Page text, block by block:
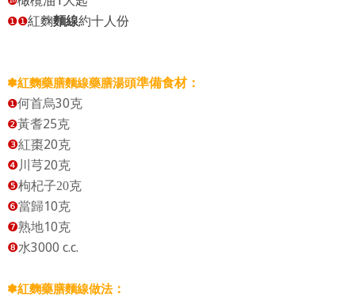
❶❶紅麴麵線約十人份
✽紅麴藥膳麵線藥膳湯頭準備食材：
❶何首烏30克
❷黃耆25克
❸紅棗20克
❹川芎20克
❺枸杞子20克
❻當歸10克
❼熟地10克
❽水3000 c.c.
✽紅麴藥膳麵線做法：